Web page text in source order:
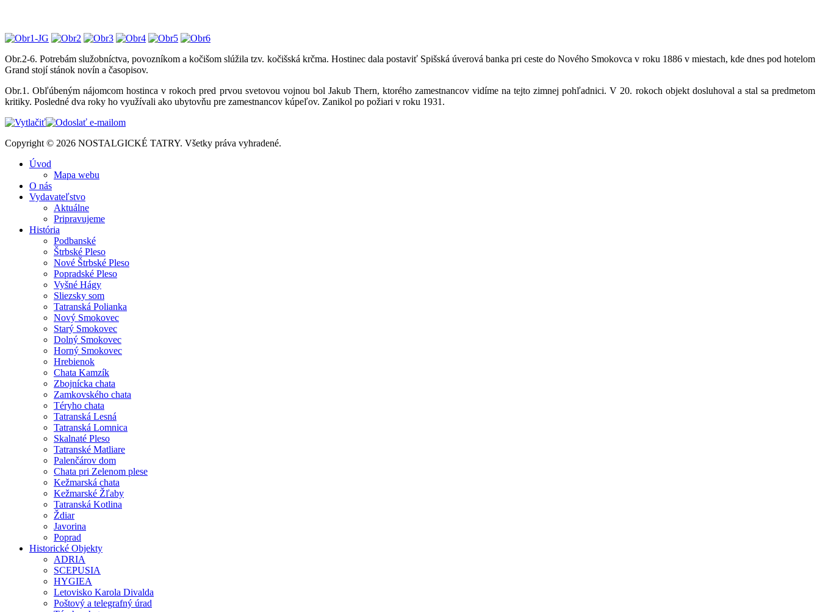
Obr.2-6. Potrebám služobníctva, povozníkom a kočišom slúžila tzv. kočišská krčma. Hostinec dala postaviť Spišská úverová banka pri ceste do Nového Smokovca v roku 1886 v miestach, kde dnes pod hotelom
Grand stojí stánok novín a časopisov.
Obr.1. Obľúbeným nájomcom hostinca v rokoch pred prvou svetovou vojnou bol Jakub Thern, ktorého zamestnancov vidíme na tejto zimnej pohľadnici. V 20. rokoch objekt dosluhoval a stal sa predmetom
kritiky. Posledné dva roky ho využívali ako ubytovňu pre zamestnancov kúpeľov. Zanikol po požiari v roku 1931.
Copyright © 2026 NOSTALGICKÉ TATRY. Všetky práva vyhradené.
Úvod
Mapa webu
O nás
Vydavateľstvo
Aktuálne
Pripravujeme
História
Podbanské
Štrbské Pleso
Nové Štrbské Pleso
Popradské Pleso
Vyšné Hágy
Sliezsky som
Tatranská Polianka
Nový Smokovec
Starý Smokovec
Dolný Smokovec
Horný Smokovec
Hrebienok
Chata Kamzík
Zbojnícka chata
Zamkovského chata
Téryho chata
Tatranská Lesná
Tatranská Lomnica
Skalnaté Pleso
Tatranské Matliare
Palenčárov dom
Chata pri Zelenom plese
Kežmarská chata
Kežmarské Žľaby
Tatranská Kotlina
Ždiar
Javorina
Poprad
Historické Objekty
ADRIA
SCEPUSIA
HYGIEA
Letovisko Karola Divalda
Poštový a telegrafný úrad